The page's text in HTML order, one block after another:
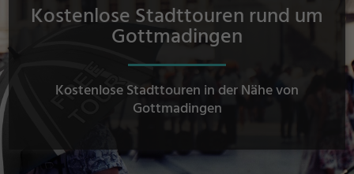
Kostenlose Stadttouren rund um
Gottmadingen
Kostenlose Stadttouren in der Nähe von
Gottmadingen